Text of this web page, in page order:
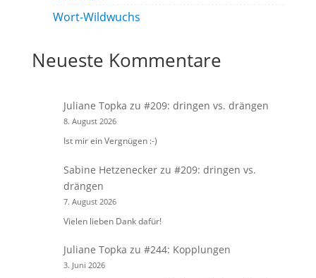
Wort-Wildwuchs
Neueste Kommentare
Juliane Topka zu#209: dringen vs. drängen
8. August 2026
Ist mir ein Vergnügen :-)
Sabine Hetzenecker zu#209: dringen vs.
drängen
7. August 2026
Vielen lieben Dank dafür!
Juliane Topka zu#244: Kopplungen
3. Juni 2026